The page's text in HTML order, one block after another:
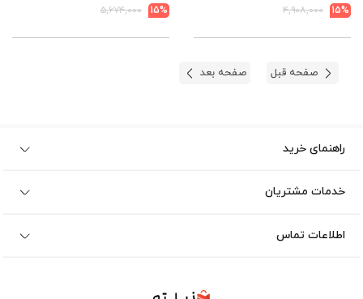
15%
۴,۹۰۸,۰۰۰
15%
۵,۶۷۴,۰۰۰
صفحه قبل صفحه بعد
راهنمای خرید
خدمات مشتریان
اطلاعات تماس